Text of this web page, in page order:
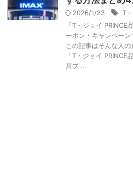
2026/1/23 T
「T・ジョイ PRINCE
ーポン・キャンペーン
この記事はそんな人の
「T・ジョイ PRINCE
川プ ...